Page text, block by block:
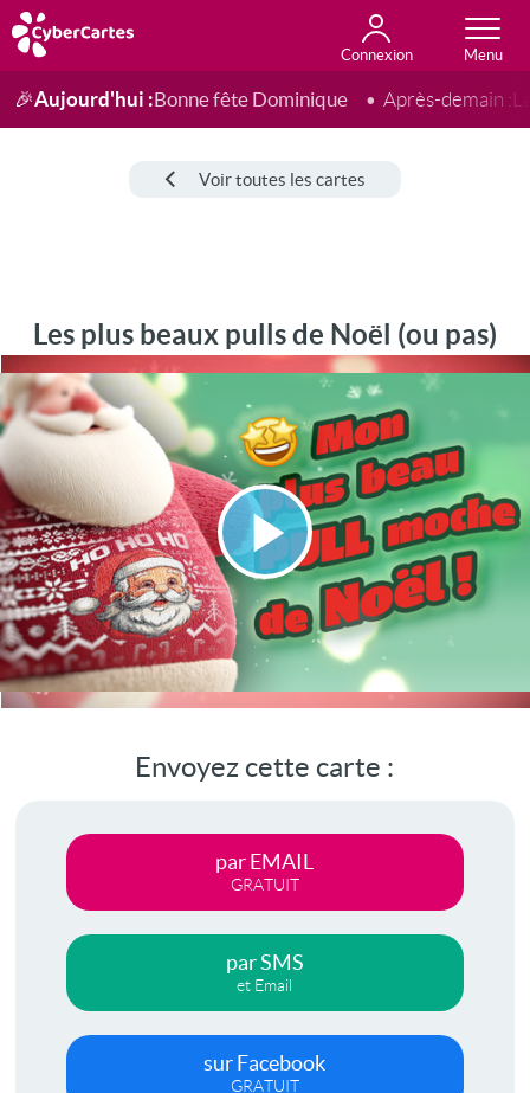
Connexion
Anniversaire
Fête du jour
Amour
Amitié
Merci
Toutes les cartes
🎉Aujourd'hui :Bonne fête Dominique Après-demain :
Voir toutes les cartes
Les plus beaux pulls de Noël (ou pas)
Lire
la
vidéo
Envoyez cette carte :
par EMAIL
GRATUIT
par SMS
et Email
sur Facebook
GRATUIT